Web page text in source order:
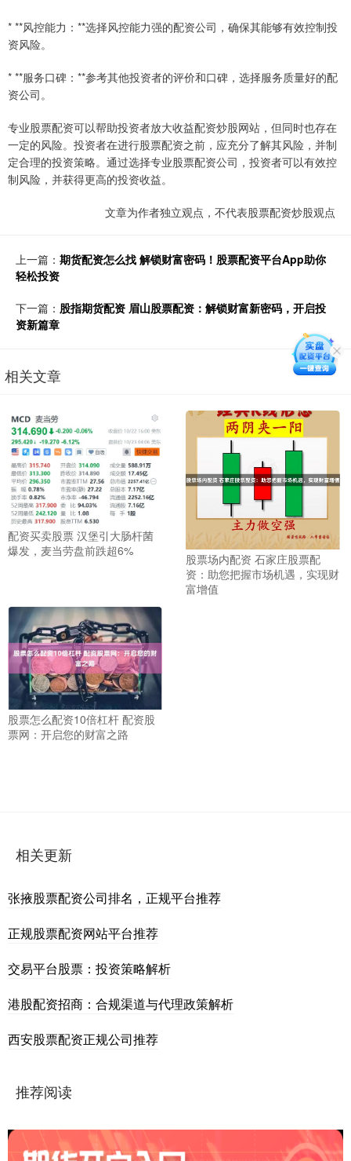
* **风控能力：**选择风控能力强的配资公司，确保其能够有效控制投
资风险。
* **服务口碑：**参考其他投资者的评价和口碑，选择服务质量好的配
资公司。
专业股票配资可以帮助投资者放大收益配资炒股网站，但同时也存在
一定的风险。投资者在进行股票配资之前，应充分了解其风险，并制
定合理的投资策略。通过选择专业股票配资公司，投资者可以有效控
制风险，并获得更高的投资收益。
文章为作者独立观点，不代表股票配资炒股观点
上一篇： 期货配资怎么找 解锁财富密码！股票配资平台App助你
轻松投资
下一篇： 股指期货配资 眉山股票配资：解锁财富新密码，开启投
资新篇章
相关文章
配资买卖股票 汉堡引大肠杆菌
爆发，麦当劳盘前跌超6%
股票场内配资 石家庄股票配
资：助您把握市场机遇，实现财
富增值
股票怎么配资10倍杠杆 配资股
票网：开启您的财富之路
相关更新
张掖股票配资公司排名，正规平台推荐
正规股票配资网站平台推荐
交易平台股票：投资策略解析
港股配资招商：合规渠道与代理政策解析
西安股票配资正规公司推荐
推荐阅读